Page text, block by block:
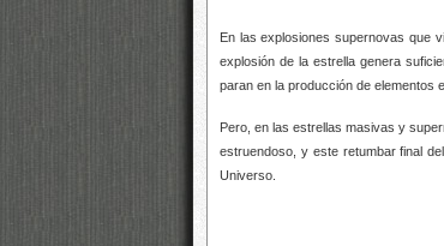
En las explosiones supernovas que
explosión de la estrella genera
paran en la producción de elementos
Pero, en las estrellas masivas y
estruendoso, y este retumbar final
Universo.